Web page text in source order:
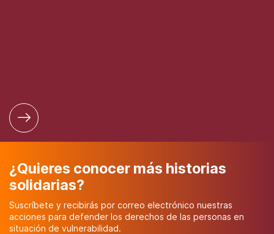
¿Quieres conocer más historias
solidarias?
Suscríbete y recibirás por correo electrónico nuestras
acciones para defender los derechos de las personas en
situación de vulnerabilidad.